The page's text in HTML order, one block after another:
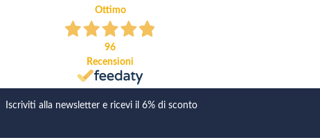
Ottimo
96
Recensioni
Iscriviti alla newsletter e ricevi il 6% di sconto